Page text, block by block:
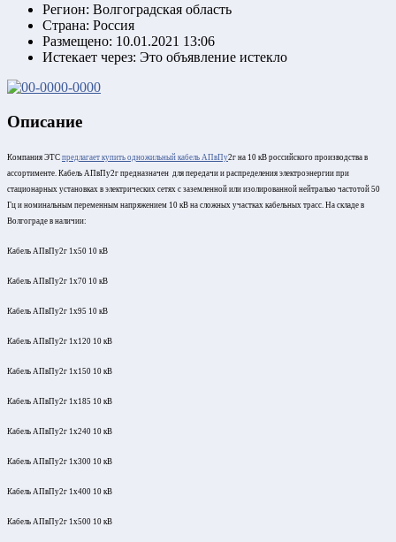
Регион: Волгоградская область
Страна: Россия
Размещено: 10.01.2021 13:06
Истекает через: Это объявление истекло
Описание
Компания ЭТС предлагает купить одножильный кабель АПвПу2г на 10 кВ российского производства в
ассортименте. Кабель АПвПу2г предназначен для передачи и распределения электроэнергии при
стационарных установках в электрических сетях с заземленной или изолированной нейтралью частотой 50
Гц и номинальным переменным напряжением 10 кВ на сложных участках кабельных трасс. На складе в
Волгограде в наличии:
Кабель АПвПу2г 1х50 10 кВ
Кабель АПвПу2г 1х70 10 кВ
Кабель АПвПу2г 1х95 10 кВ
Кабель АПвПу2г 1х120 10 кВ
Кабель АПвПу2г 1х150 10 кВ
Кабель АПвПу2г 1х185 10 кВ
Кабель АПвПу2г 1х240 10 кВ
Кабель АПвПу2г 1х300 10 кВ
Кабель АПвПу2г 1х400 10 кВ
Кабель АПвПу2г 1х500 10 кВ